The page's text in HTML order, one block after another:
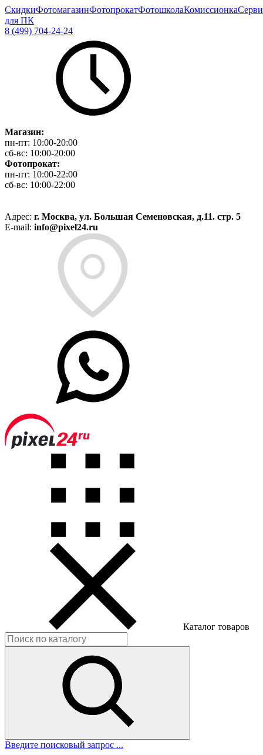
СкидкиФотомагазинФотопрокатФотошколаКомиссионка
для ПК
8 (499) 704-24-24
Магазин:
пн-пт: 10:00-20:00
сб-вс: 10:00-20:00
Фотопрокат:
пн-пт: 10:00-22:00
сб-вс: 10:00-22:00
Адрес: г. Москва, ул. Большая Семеновская, д.11. стр. 5
E-mail: info@pixel24.ru
Каталог товаров
Введите поисковый запрос ...